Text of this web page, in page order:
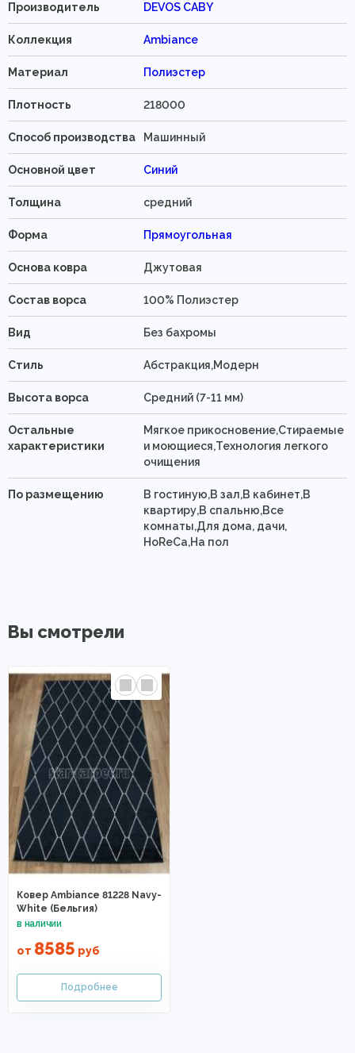
Производитель DEVOS CABY
Коллекция Ambiance
Материал Полиэстер
Плотность 218000
Способ производства Машинный
Основной цвет Синий
Толщина средний
Форма Прямоугольная
Основа ковра Джутовая
Состав ворса 100% Полиэстер
Вид Без бахромы
Стиль Абстракция,Модерн
Высота ворса Средний (7-11 мм)
Остальные
характеристики
Мягкое прикосновение,Стираемые
и моющиеся,Технология легкого
очищения
По размещению
В гостиную,В зал,В кабинет,В
квартиру,В спальню,Все
комнаты,Для дома, дачи,
HoReCa,На пол
Вы смотрели
Ковер Ambiance 81228 Navy-
White (Бельгия)
от 8585 руб